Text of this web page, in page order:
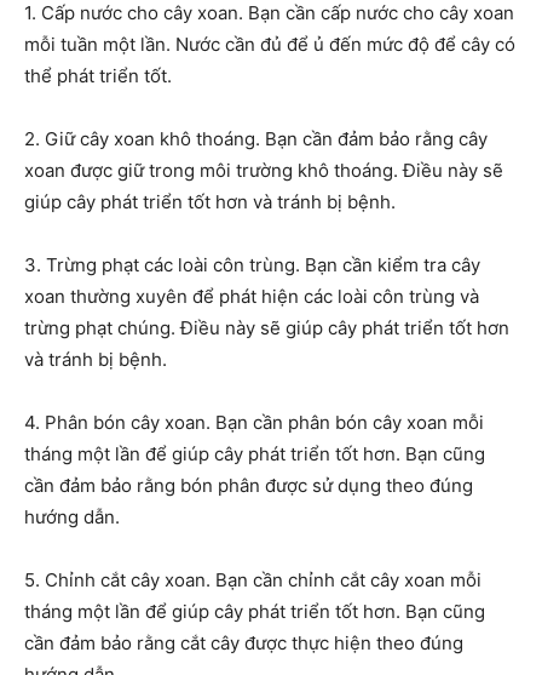
1. Cấp nước cho cây xoan. Bạn cần cấp nước cho cây xoan
mỗi tuần một lần. Nước cần đủ để ủ đến mức độ để cây có
thể phát triển tốt.
2. Giữ cây xoan khô thoáng. Bạn cần đảm bảo rằng cây
xoan được giữ trong môi trường khô thoáng. Điều này sẽ
giúp cây phát triển tốt hơn và tránh bị bệnh.
3. Trừng phạt các loài côn trùng. Bạn cần kiểm tra cây
xoan thường xuyên để phát hiện các loài côn trùng và
trừng phạt chúng. Điều này sẽ giúp cây phát triển tốt hơn
và tránh bị bệnh.
4. Phân bón cây xoan. Bạn cần phân bón cây xoan mỗi
tháng một lần để giúp cây phát triển tốt hơn. Bạn cũng
cần đảm bảo rằng bón phân được sử dụng theo đúng
hướng dẫn.
5. Chỉnh cắt cây xoan. Bạn cần chỉnh cắt cây xoan mỗi
tháng một lần để giúp cây phát triển tốt hơn. Bạn cũng
cần đảm bảo rằng cắt cây được thực hiện theo đúng